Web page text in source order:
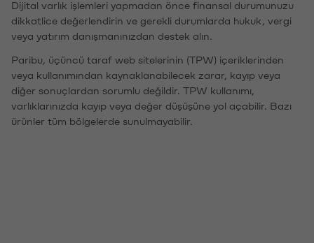
Dijital varlık işlemleri yapmadan önce finansal durumunuzu
dikkatlice değerlendirin ve gerekli durumlarda hukuk, vergi
veya yatırım danışmanınızdan destek alın.
Paribu, üçüncü taraf web sitelerinin (TPW) içeriklerinden
veya kullanımından kaynaklanabilecek zarar, kayıp veya
diğer sonuçlardan sorumlu değildir. TPW kullanımı,
varlıklarınızda kayıp veya değer düşüşüne yol açabilir. Bazı
ürünler tüm bölgelerde sunulmayabilir.